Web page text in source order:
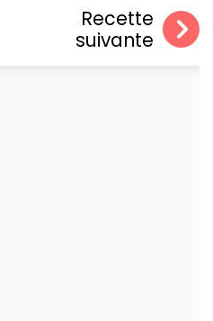
Recette
suivante